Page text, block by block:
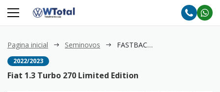
Pagina inicial Seminovos FASTBACK 1.3 Turbo 270 Limited Edition
2022/2023
Fiat 1.3 Turbo 270 Limited Edition